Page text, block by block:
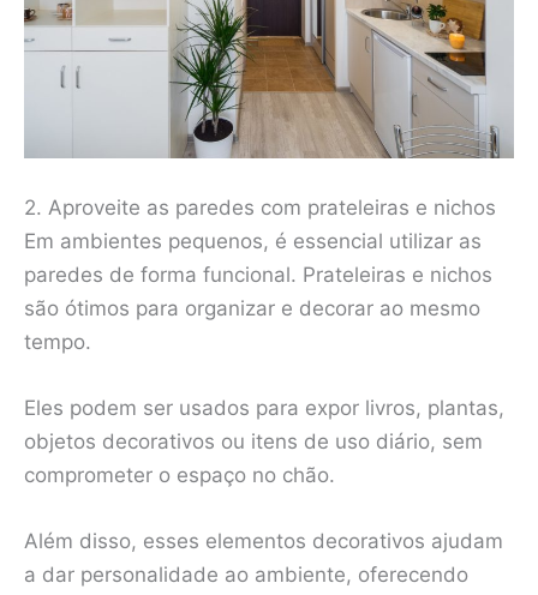
2. Aproveite as paredes com prateleiras e nichos
Em ambientes pequenos, é essencial utilizar as
paredes de forma funcional. Prateleiras e nichos
são ótimos para organizar e decorar ao mesmo
tempo.
Eles podem ser usados para expor livros, plantas,
objetos decorativos ou itens de uso diário, sem
comprometer o espaço no chão.
Além disso, esses elementos decorativos ajudam
a dar personalidade ao ambiente, oferecendo